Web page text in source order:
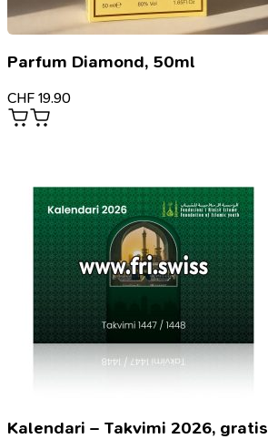
Parfum Diamond, 50ml
CHF 19.90
Kalendari – Takvimi 2026, gratis